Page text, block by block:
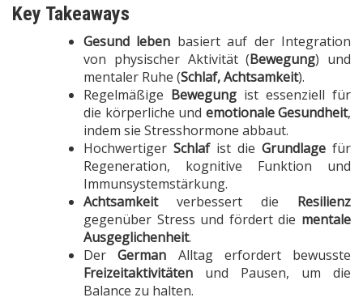
Key Takeaways
Gesund leben basiert auf der Integration
von physischer Aktivität (Bewegung) und
mentaler Ruhe (Schlaf, Achtsamkeit).
Regelmäßige Bewegung ist essenziell für
die körperliche und emotionale Gesundheit,
indem sie Stresshormone abbaut.
Hochwertiger Schlafist die Grundlage für
Regeneration, kognitive Funktion und
Immunsystemstärkung.
Achtsamkeitverbessert die Resilienz
gegenüber Stress und fördert die mentale
Ausgeglichenheit.
DerGerman Alltag erfordert bewusste
Freizeitaktivitäten und Pausen, um die
Balance zu halten.